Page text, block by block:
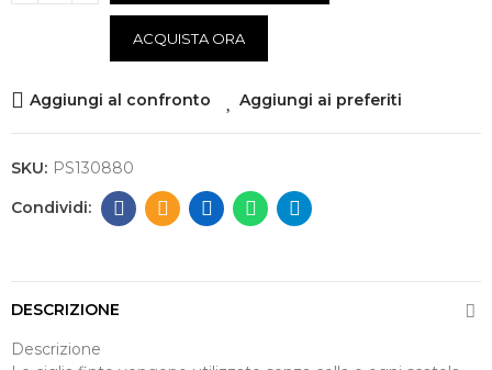
ACQUISTA ORA
Aggiungi al confronto Aggiungi ai preferiti
SKU: PS130880
DESCRIZIONE
Descrizione